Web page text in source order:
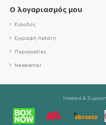
Ο λογαριασμός μου
Είσοδος
Εγγραφή πελάτη
Παραγγελίες
Newsletter
Hosted &